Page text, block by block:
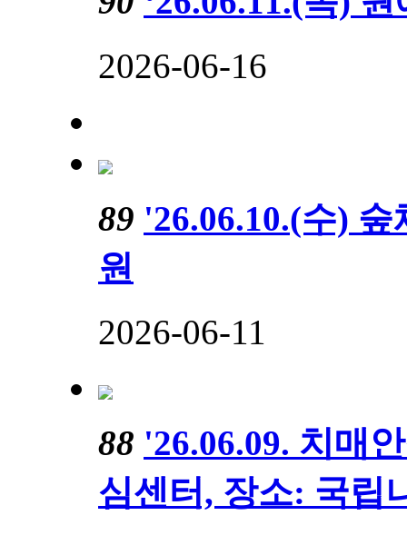
2026-06-16
89 '26.06.10.(수)
원
2026-06-11
88 '26.06.09. 치매
심센터, 장소: 국립